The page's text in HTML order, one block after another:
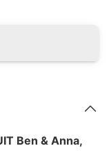
Ben & Anna,